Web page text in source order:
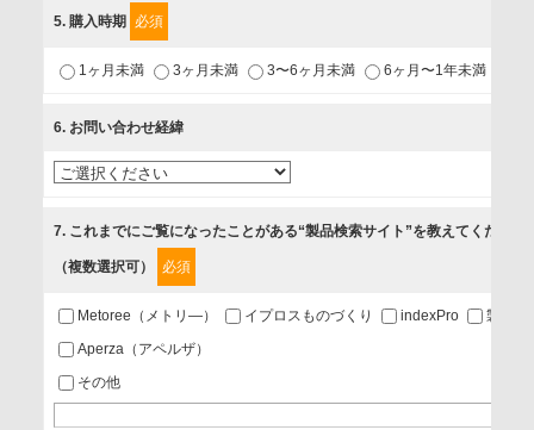
1.当社が取り扱う商品・サービスに関するご案内
2.当社が開催（主催・共催・協賛）するセミナーなど、各種イ
3.お客様の業務内容、及び興味、関心に応じた情報の提供
4.お客様満足度調査等のアンケートの依頼
第三者提供の有無
あり
a.個人情報の提供・利用目的
当該企業/団体のサービス等のご案内及び当該企業/団体からの
5. 購入時期 必須
1ヶ月未満 3ヶ月未満 3〜6ヶ月未満 6ヶ月〜1年未満
6. お問い合わせ経緯
7. これまでにご覧になったことがある“製品検索サイト”を教えてください
（複数選択可） 必須
Metoree（メトリ—） イプロスものづくり indexPro
製品ナ
Aperza（アペルザ）
その他